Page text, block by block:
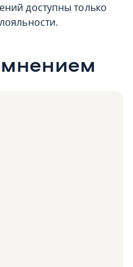
доступны только